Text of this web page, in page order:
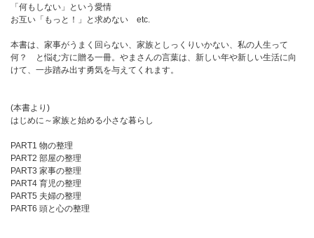
「何もしない」という愛情
お互い「もっと！」と求めない etc.
本書は、家事がうまく回らない、家族としっくりいかない、私の人生って
何？ と悩む方に贈る一冊。やまさんの言葉は、新しい年や新しい生活に向
けて、一歩踏み出す勇気を与えてくれます。
(本書より)
はじめに～家族と始める小さな暮らし
PART1 物の整理
PART2 部屋の整理
PART3 家事の整理
PART4 育児の整理
PART5 夫婦の整理
PART6 頭と心の整理